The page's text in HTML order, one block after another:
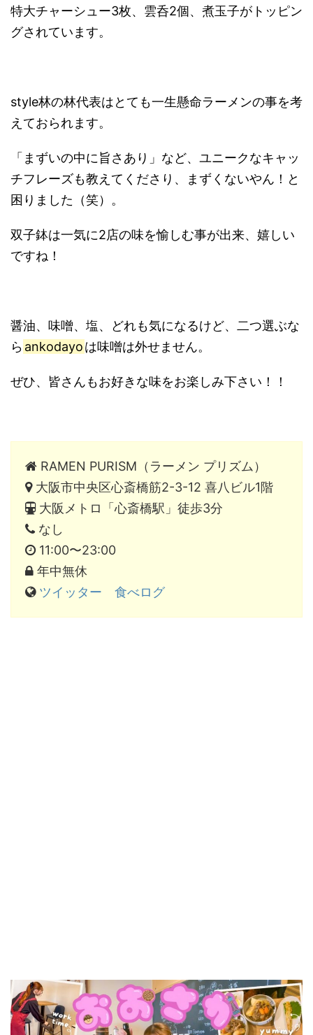
特大チャーシュー3枚、雲呑2個、煮玉子がトッピン
グされています。
style林の林代表はとても一生懸命ラーメンの事を考
えておられます。
「まずいの中に旨さあり」など、ユニークなキャッ
チフレーズも教えてくださり、まずくないやん！と
困りました（笑）。
双子鉢は一気に2店の味を愉しむ事が出来、嬉しい
ですね！
醤油、味噌、塩、どれも気になるけど、二つ選ぶな
ら ankodayoは味噌は外せません。
ぜひ、皆さんもお好きな味をお楽しみ下さい！！
RAMEN PURISM（ラーメン プリズム）
大阪市中央区心斎橋筋2-3-12 喜八ビル1階
大阪メトロ「心斎橋駅」徒歩3分
なし
11:00〜23:00
年中無休
ツイッター
食べログ